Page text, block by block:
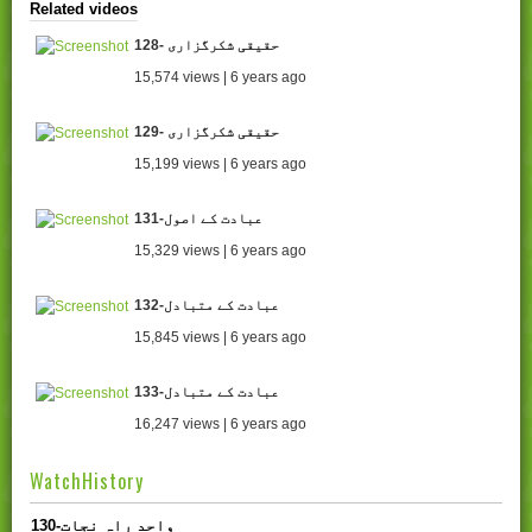
Related videos
128- حقیقی شکرگزاری
15,574 views | 6 years ago
129- حقیقی شکرگزاری
15,199 views | 6 years ago
131-عبادت کے اصول
15,329 views | 6 years ago
132-عبادت کے متبادل
15,845 views | 6 years ago
133-عبادت کے متبادل
16,247 views | 6 years ago
WatchHistory
130-واحد راہِ نجات